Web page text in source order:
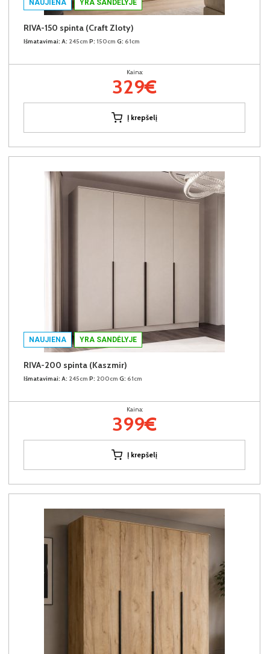
NAUJIENA YRA SANDĖLYJE
RIVA-150 spinta (Craft Zloty)
Išmatavimai: A: 245cm P: 150cm G: 61cm
Kaina:
329€
Į krepšelį
NAUJIENA YRA SANDĖLYJE
RIVA-200 spinta (Kaszmir)
Išmatavimai: A: 245cm P: 200cm G: 61cm
Kaina:
399€
Į krepšelį